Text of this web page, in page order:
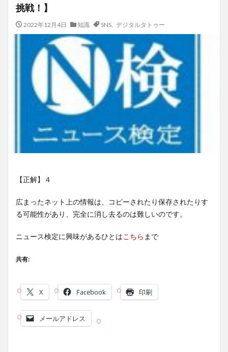
挑戦！】
2022年12月4日 知識 SNS, デジタルタトゥー
【正解】４
広まったネット上の情報は、コピーされたり保存されたりす
る可能性があり、完全に消し去るのは難しいのです。
ニュース検定に興味があるひとはこちら まで
共有:
X Facebook 印刷
メールアドレス